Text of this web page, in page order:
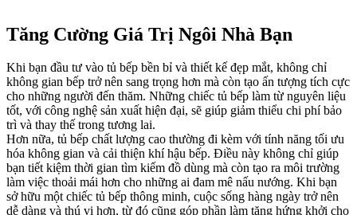
Tăng Cường Giá Trị Ngôi Nhà Bạn
Khi bạn đầu tư vào tủ bếp bền bỉ và thiết kế đẹp mắt, không chỉ
không gian bếp trở nên sang trọng hơn mà còn tạo ấn tượng tích cực
cho những người đến thăm. Những chiếc tủ bếp làm từ nguyên liệu
tốt, với công nghệ sản xuất hiện đại, sẽ giúp giảm thiểu chi phí bảo
trì và thay thế trong tương lai.
Hơn nữa, tủ bếp chất lượng cao thường đi kèm với tính năng tối ưu
hóa không gian và cải thiện khí hậu bếp. Điều này không chỉ giúp
bạn tiết kiệm thời gian tìm kiếm đồ dùng mà còn tạo ra môi trường
làm việc thoải mái hơn cho những ai đam mê nấu nướng. Khi bạn
sở hữu một chiếc tủ bếp thông minh, cuộc sống hàng ngày trở nên
dễ dàng và thú vị hơn, từ đó cũng góp phần làm tăng hứng khởi cho